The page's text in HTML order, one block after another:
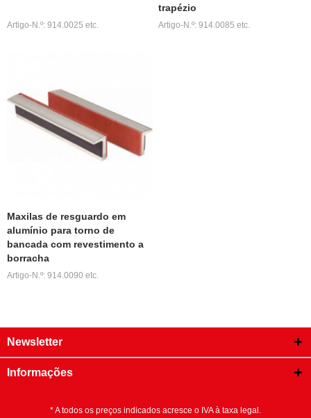
Artigo-N.º: 914.0025 etc.
trapézio
Artigo-N.º: 914.0085 etc.
Maxilas de resguardo em
alumínio para torno de
bancada com revestimento a
borracha
Artigo-N.º: 914.0090 etc.
Newsletter
Informações
* A todos os preços indicados acresce o IVA à taxa legal.